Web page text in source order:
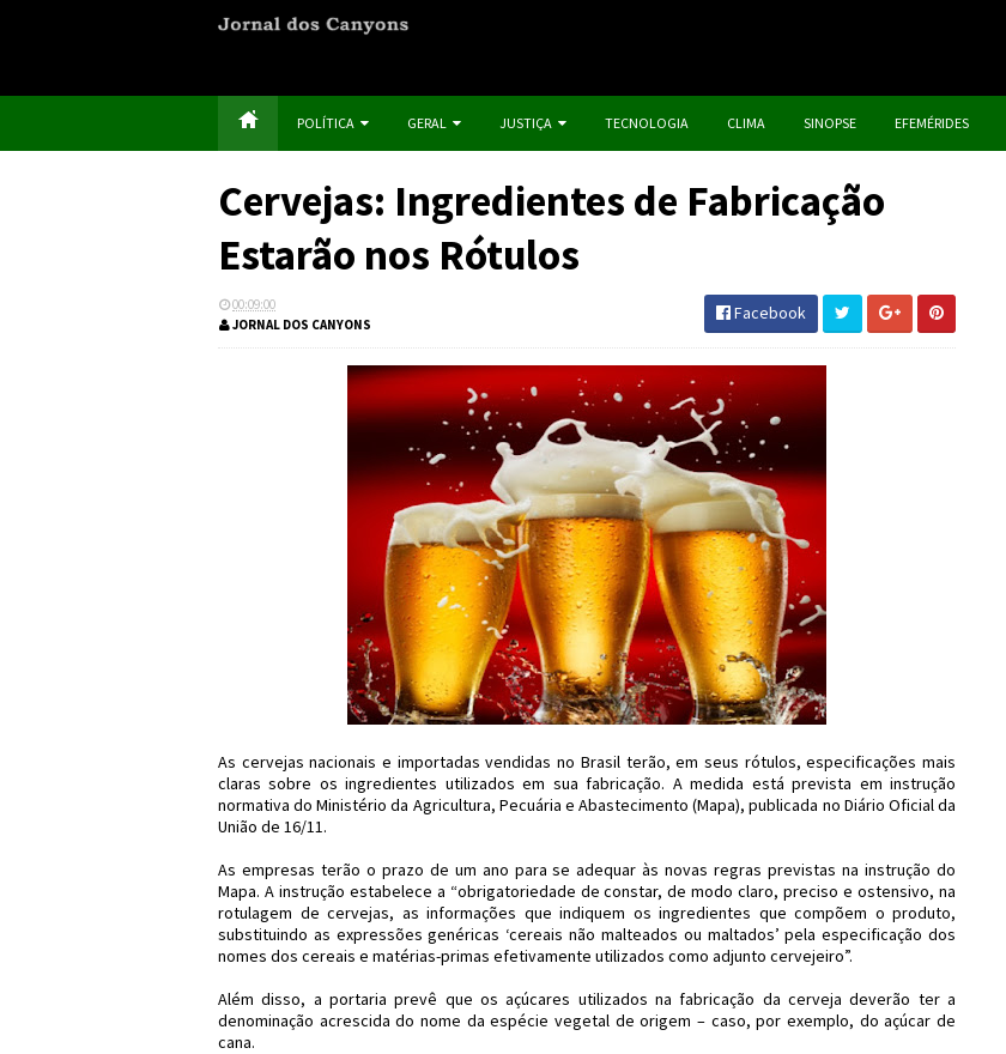
POLÍTICA GERAL JUSTIÇA TECNOLOGIA CLIMA SINOPSE EFEMÉRIDES
Cervejas: Ingredientes de Fabricação
Estarão nos Rótulos
00:09:00
JORNAL DOS CANYONS
Facebook
As cervejas nacionais e importadas vendidas no Brasil terão, em seus rótulos, especificações mais
claras sobre os ingredientes utilizados em sua fabricação. A medida está prevista em instrução
normativa do Ministério da Agricultura, Pecuária e Abastecimento (Mapa), publicada no Diário Oficial da
União de 16/11.
As empresas terão o prazo de um ano para se adequar às novas regras previstas na instrução do
Mapa. A instrução estabelece a “obrigatoriedade de constar, de modo claro, preciso e ostensivo, na
rotulagem de cervejas, as informações que indiquem os ingredientes que compõem o produto,
substituindo as expressões genéricas ‘cereais não malteados ou maltados’ pela especificação dos
nomes dos cereais e matérias-primas efetivamente utilizados como adjunto cervejeiro”.
Além disso, a portaria prevê que os açúcares utilizados na fabricação da cerveja deverão ter a
denominação acrescida do nome da espécie vegetal de origem – caso, por exemplo, do açúcar de
cana.